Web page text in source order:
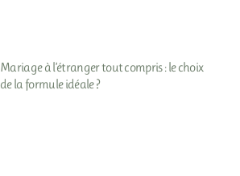
Mariage à l’étranger tout compris : le choix
de la formule idéale ?